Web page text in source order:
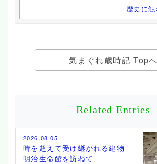
歴史に触
気まぐれ歳時記 Topへ
Related Entries
2026.08.05
時を超えて受け継がれる建物 ―
明治生命館を訪ねて